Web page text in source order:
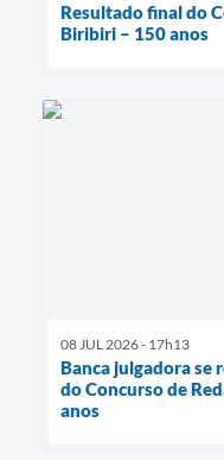
Resultado final do
Biribiri – 150 anos
08 JUL 2026 - 17h13
Banca julgadora se
do Concurso de
anos